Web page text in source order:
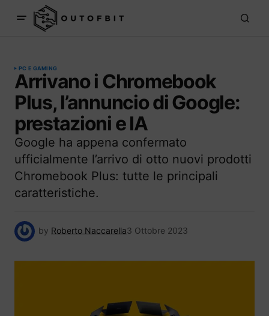
PC E GAMING
Arrivano i Chromebook
Plus, l’annuncio di Google:
prestazioni e IA
Google ha appena confermato
ufficialmente l’arrivo di otto nuovi prodotti
Chromebook Plus: tutte le principali
caratteristiche.
by Roberto Naccarella3 Ottobre 2023